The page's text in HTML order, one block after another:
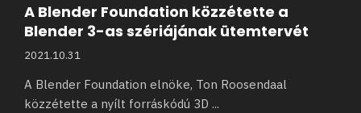
A Blender Foundation közzétette a
Blender 3-as szériájának ütemtervét
2021.10.31
A Blender Foundation elnöke, Ton Roosendaal
közzétette a nyílt forráskódú 3D ...